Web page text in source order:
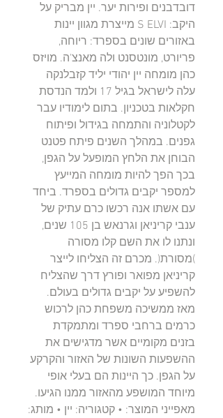
דובדבנים ופירות יער. יין מבריק על
היקב: S ELVI מייצרת מגוון יינות
באזורים שונים בספרד: ריוחה,
פריורט, מונטסנט ולה מאנצ'ה. מויזס
כהן מומחה יין יהודי יליד קזבלנקה
עלה לישראל בגיל 17 ולמד הנדסת
חקלאות בטכניון. בתום לימודיו עבר
לקטלוניה והתמחה בגידול ופיתוח
גפנים. במהלך השנים פיתח פטנט
הבוחן את הלחץ המופעל על הגפן,
בכך הפך להיות מומחה המייעץ
למספר יקבים גדולים בספרד. ביחד
עם אשתו אנה רכשו כרם עתיק של
ענבי קריניאן וגרנאש בן 105 שנים,
ונתנו לו את השם קלו מסורה
)מסורת(. מכרם זה הצליחו לייצר
קריניאן מפואר ופורץ דרך שהצליח
להשפיע על יקבים גדולים בעולם.
מאז ממשיכה משפחת כהן לרכוש
כרמים ברחבי ספרד ומתמקדת
בזנים מקומיים אשר מדגישים את
ההשפעות השונות של האזור והקרקע
על הגפן. כך היינות הם בעלי אופי
מיוחד המושפע מהאזור ממנו הגיעו.
מאפייני המוצר: • קטגוריה: יין • מותג: